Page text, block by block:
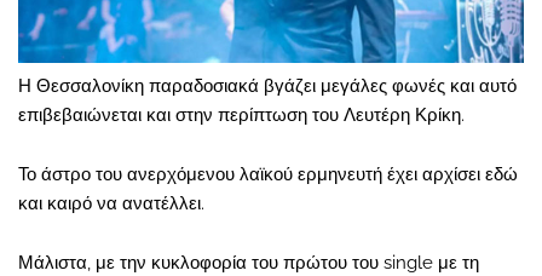
Η Θεσσαλονίκη παραδοσιακά βγάζει μεγάλες φωνές και αυτό
επιβεβαιώνεται και στην περίπτωση του Λευτέρη Κρίκη.
Το άστρο του ανερχόμενου λαϊκού ερμηνευτή έχει αρχίσει εδώ
και καιρό να ανατέλλει.
Μάλιστα, με την κυκλοφορία του πρώτου του single με τη